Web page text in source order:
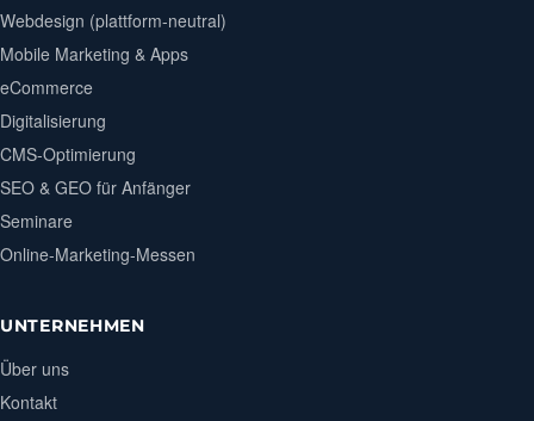
Webdesign (plattform-neutral)
Mobile Marketing & Apps
eCommerce
Digitalisierung
CMS-Optimierung
SEO & GEO für Anfänger
Seminare
Online-Marketing-Messen
UNTERNEHMEN
Über uns
Kontakt